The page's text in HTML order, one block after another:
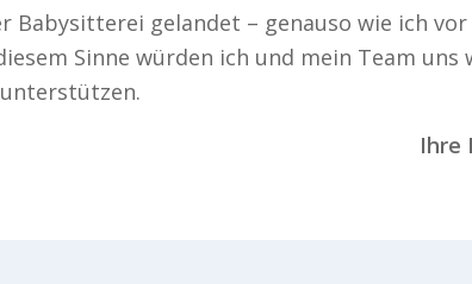
gelandet – genauso wie ich vor
Sinne würden ich und mein Team uns
Ihre